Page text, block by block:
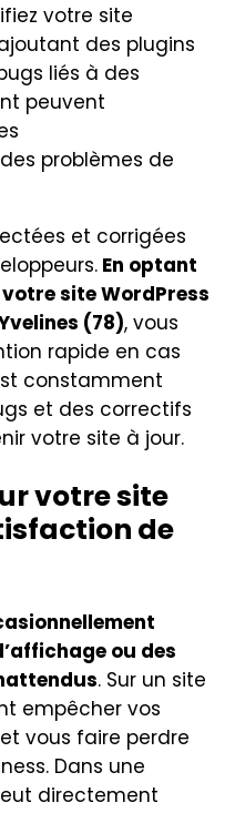
votre site
des plugins
liés à des
peuvent
problèmes de
et corrigées
En optant
site WordPress
(78), vous
rapide en cas
constamment
et des correctifs
votre site à jour.
votre site
de
ou des
. Sur un site
empêcher vos
vous faire perdre
Dans une
directement